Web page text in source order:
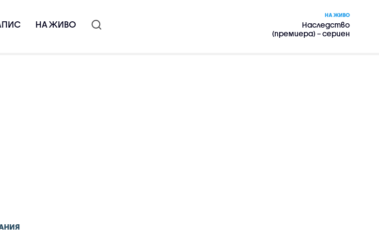
НА ЖИВО
НА ЖИВО
Наследство
(премиера) – сериен